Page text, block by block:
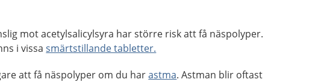
mot acetylsalicylsyra har större risk att få näspolyper.
i vissasmärtstillande tabletter.
att få näspolyper om du harastma. Astman blir oftast